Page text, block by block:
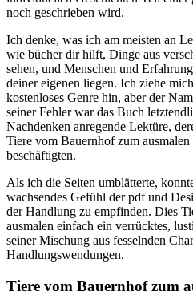
noch geschrieben wird.
Ich denke, was ich am meisten an
wie bücher dir hilft, Dinge aus
sehen, und Menschen und
deiner eigenen liegen. Ich ziehe
kostenloses Genre hin, aber der
seiner Fehler war das Buch
Nachdenken anregende Lektüre,
Tiere vom Bauernhof zum
beschäftigten.
Als ich die Seiten umblätterte,
wachsendes Gefühl der pdf und
der Handlung zu empfinden. Dies
ausmalen einfach ein verrücktes,
seiner Mischung aus fesselnden
Handlungswendungen.
Tiere vom Bauernhof zum